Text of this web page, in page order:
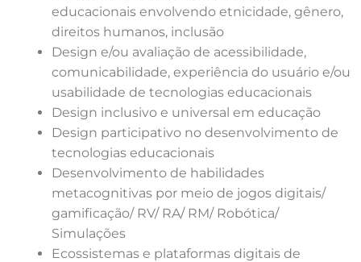
educacionais envolvendo etnicidade, gênero,
direitos humanos, inclusão
Design e/ou avaliação de acessibilidade,
comunicabilidade, experiência do usuário e/ou
usabilidade de tecnologias educacionais
Design inclusivo e universal em educação
Design participativo no desenvolvimento de
tecnologias educacionais
Desenvolvimento de habilidades
metacognitivas por meio de jogos digitais/
gamificação/ RV/ RA/ RM/ Robótica/
Simulações
Ecossistemas e plataformas digitais de